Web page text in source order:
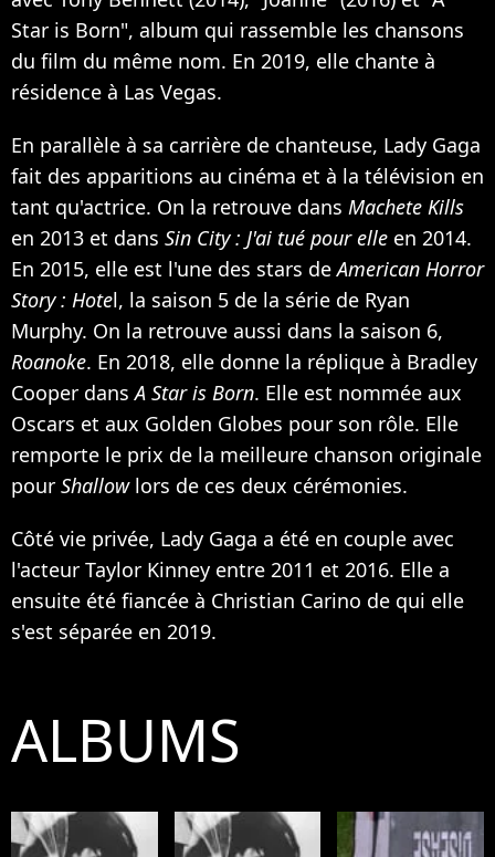
Star is Born", album qui rassemble les chansons
du film du même nom. En 2019, elle chante à
résidence à Las Vegas.
En parallèle à sa carrière de chanteuse, Lady Gaga
fait des apparitions au cinéma et à la télévision en
tant qu'actrice. On la retrouve dans Machete Kills
en 2013 et dans Sin City : J'ai tué pour elle en 2014.
En 2015, elle est l'une des stars deAmerican Horror
Story : Hotel, la saison 5 de la série de Ryan
Murphy. On la retrouve aussi dans la saison 6,
Roanoke. En 2018, elle donne la réplique à Bradley
Cooper dansA Star is Born. Elle est nommée aux
Oscars et aux Golden Globes pour son rôle. Elle
remporte le prix de la meilleure chanson originale
pour Shallowlors de ces deux cérémonies.
Côté vie privée, Lady Gaga a été en couple avec
l'acteur Taylor Kinney entre 2011 et 2016. Elle a
ensuite été fiancée à Christian Carino de qui elle
s'est séparée en 2019.
ALBUMS